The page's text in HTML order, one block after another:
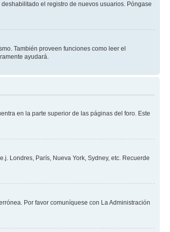
el registro de nuevos usuarios. Póngase
También proveen funciones como leer el
ayudará.
en la parte superior de las páginas del foro. Este
Londres, París, Nueva York, Sydney, etc. Recuerde
Por favor comuníquese con La Administración